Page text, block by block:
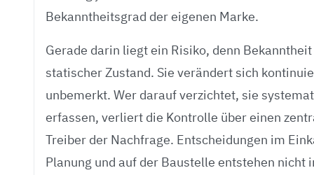
Bekanntheitsgrad der eigenen Marke.
Gerade darin liegt ein Risiko, denn
statischer Zustand. Sie verändert sich
unbemerkt. Wer darauf verzichtet, sie
erfassen, verliert die Kontrolle über einen
Treiber der Nachfrage. Entscheidungen im
Planung und auf der Baustelle entstehen nicht